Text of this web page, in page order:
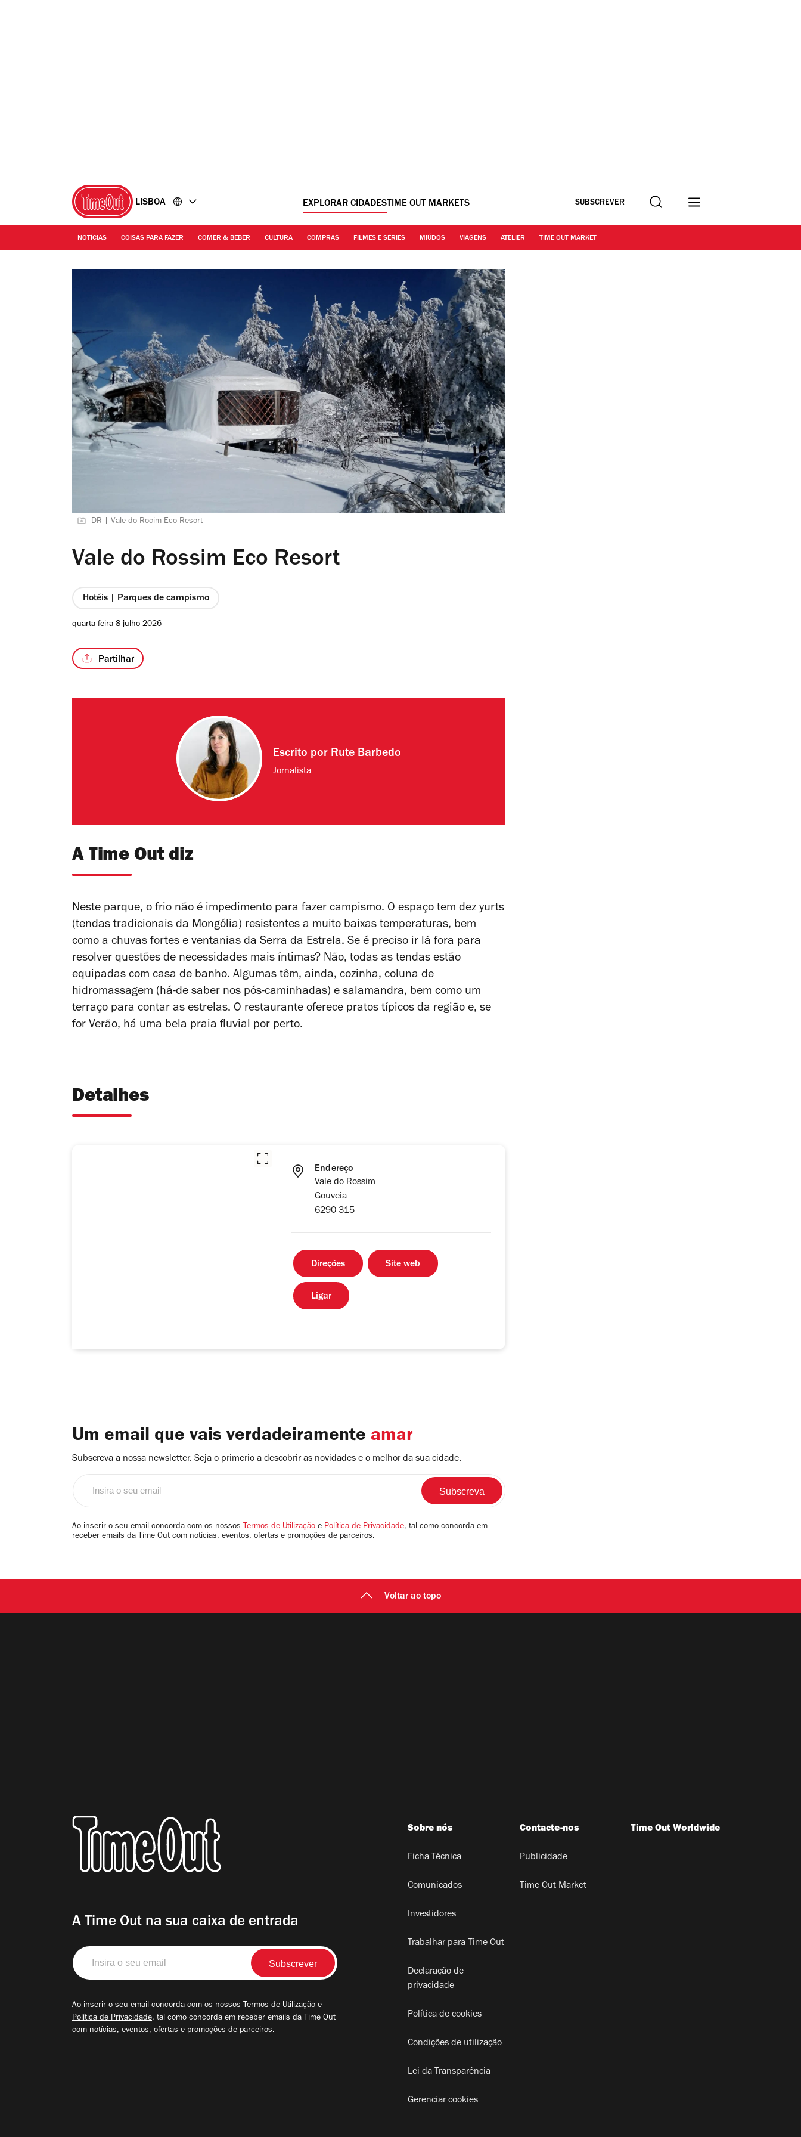
LISBOA EXPLORAR CIDADESTIME OUT MARKETS SUBSCREVER Procurar
NOTÍCIAS COISAS PARA FAZER COMER & BEBER CULTURA COMPRAS FILMES E SÉRIES MIÚDOS VIAGENS ATELIER TIME OUT MARKET
DR | Vale do Rocim Eco Resort
Vale do Rossim Eco Resort
Hotéis | Parques de campismo
quarta-feira 8 julho 2026
Partilhar
Escrito por Rute Barbedo
Jornalista
A Time Out diz
Neste parque, o frio não é impedimento para fazer campismo. O espaço tem dez yurts
(tendas tradicionais da Mongólia) resistentes a muito baixas temperaturas, bem
como a chuvas fortes e ventanias da Serra da Estrela. Se é preciso ir lá fora para
resolver questões de necessidades mais íntimas? Não, todas as tendas estão
equipadas com casa de banho. Algumas têm, ainda, cozinha, coluna de
hidromassagem (há-de saber nos pós-caminhadas) e salamandra, bem como um
terraço para contar as estrelas. O restaurante oferece pratos típicos da região e, se
for Verão, há uma bela praia fluvial por perto.
Detalhes
Endereço
Vale do Rossim
Gouveia
6290-315
Direções Site web
Ligar
Um email que vais verdadeiramente amar
Subscreva a nossa newsletter. Seja o primerio a descobrir as novidades e o melhor da sua cidade.
email
Ao inserir o seu email concorda com os nossos Termos de Utilização e Política de Privacidade, tal como concorda em
receber emails da Time Out com notícias, eventos, ofertas e promoções de parceiros.
Voltar ao topo
A Time Out na sua caixa de entrada
Insira
o
seu
Ao inserir o seu email concorda com os nossos Termos de Utilização e
Política de Privacidade, tal como concorda em receber emails da Time Out
com notícias, eventos, ofertas e promoções de parceiros.
Sobre nós
Ficha Técnica
Comunicados
Investidores
Trabalhar para Time Out
Declaração de
privacidade
Política de cookies
Condições de utilização
Lei da Transparência
Gerenciar cookies
Contacte-nos
Publicidade
Time Out Market
Time Out Worldwide